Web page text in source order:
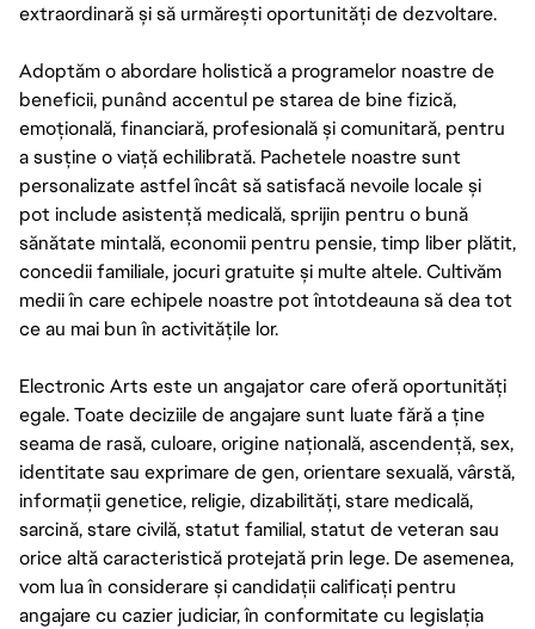
extraordinară și să urmărești oportunități de dezvoltare.
Adoptăm o abordare holistică a programelor noastre de
beneficii, punând accentul pe starea de bine fizică,
emoțională, financiară, profesională și comunitară, pentru
a susține o viață echilibrată. Pachetele noastre sunt
personalizate astfel încât să satisfacă nevoile locale și
pot include asistență medicală, sprijin pentru o bună
sănătate mintală, economii pentru pensie, timp liber plătit,
concedii familiale, jocuri gratuite și multe altele. Cultivăm
medii în care echipele noastre pot întotdeauna să dea tot
ce au mai bun în activitățile lor.
Electronic Arts este un angajator care oferă oportunități
egale. Toate deciziile de angajare sunt luate fără a ține
seama de rasă, culoare, origine națională, ascendență, sex,
identitate sau exprimare de gen, orientare sexuală, vârstă,
informații genetice, religie, dizabilități, stare medicală,
sarcină, stare civilă, statut familial, statut de veteran sau
orice altă caracteristică protejată prin lege. De asemenea,
vom lua în considerare și candidații calificați pentru
angajare cu cazier judiciar, în conformitate cu legislația